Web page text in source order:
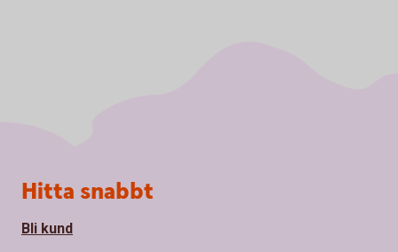
Sidfot
Hitta snabbt
Bli kund